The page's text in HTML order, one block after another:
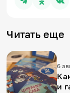
Читать еще
6
и